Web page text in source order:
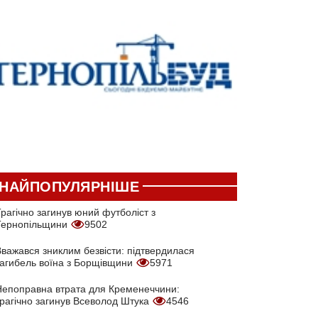
загинув юний футболіст з
9502
зниклим безвісти: підтвердилася
воїна з Борщівщини
5971
втрата для Кременеччини:
загинув Всеволод Штука
4546